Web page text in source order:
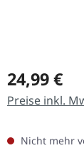
Regulärer Preis:
24,99 €
Preise inkl.
Nicht mehr